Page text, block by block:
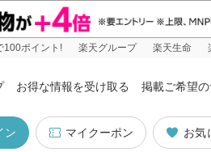
100ポイント! 楽天グループ 楽天生命
お得な情報を受け取る 掲載ご希望
お気
マイクーポン
ン